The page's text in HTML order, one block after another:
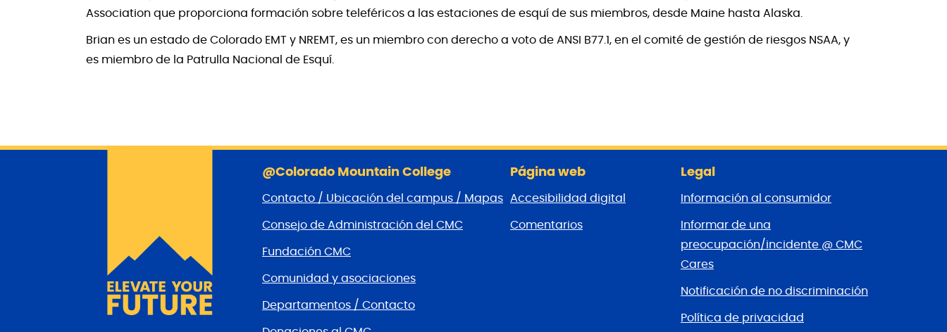
Association que proporciona formación sobre teleféricos a las estaciones de esquí de sus miembros, desde Maine hasta Alaska.
Brian es un estado de Colorado EMT y NREMT, es un miembro con derecho a voto de ANSI B77.1, en el comité de gestión de riesgos NSAA, y
es miembro de la Patrulla Nacional de Esquí.
@Colorado Mountain College
Contacto / Ubicación del campus / Mapas
Consejo de Administración del CMC
Fundación CMC
Comunidad y asociaciones
Departamentos / Contacto
Página web
Accesibilidad digital
Comentarios
Legal
Información al consumidor
Informar de una
preocupación/incidente @ CMC
Cares
Notificación de no discriminación
Política de privacidad